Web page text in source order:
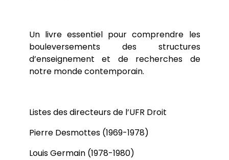
Un livre essentiel pour comprendre les
bouleversements des structures
d’enseignement et de recherches de
notre monde contemporain.
Listes des directeurs de l’UFR Droit
Pierre Desmottes (1969-1978)
Louis Germain (1978-1980)